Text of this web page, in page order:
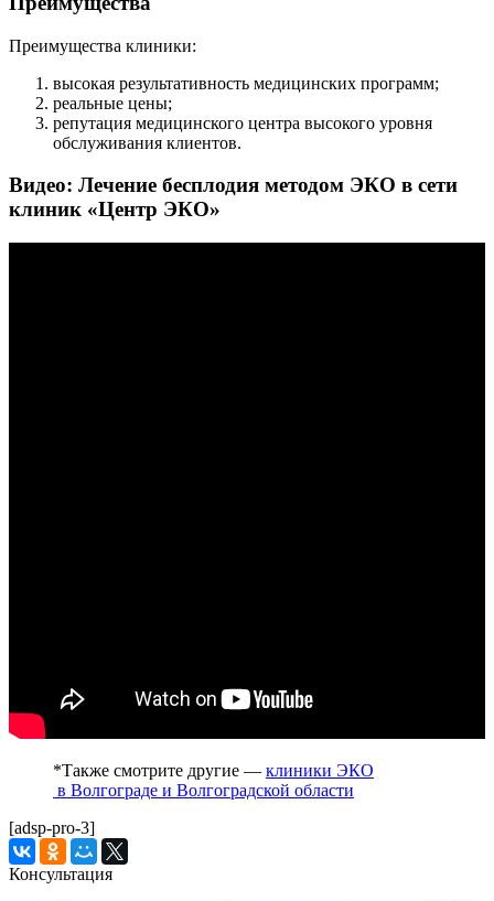
Преимущества клиники:
высокая результативность медицинских программ;
реальные цены;
репутация медицинского центра высокого уровня
обслуживания клиентов.
Видео: Лечение бесплодия методом ЭКО в сети
клиник «Центр ЭКО»
*Также смотрите другие — клиники ЭКО
в Волгограде и Волгоградской области
[adsp-pro-3]
Консультация